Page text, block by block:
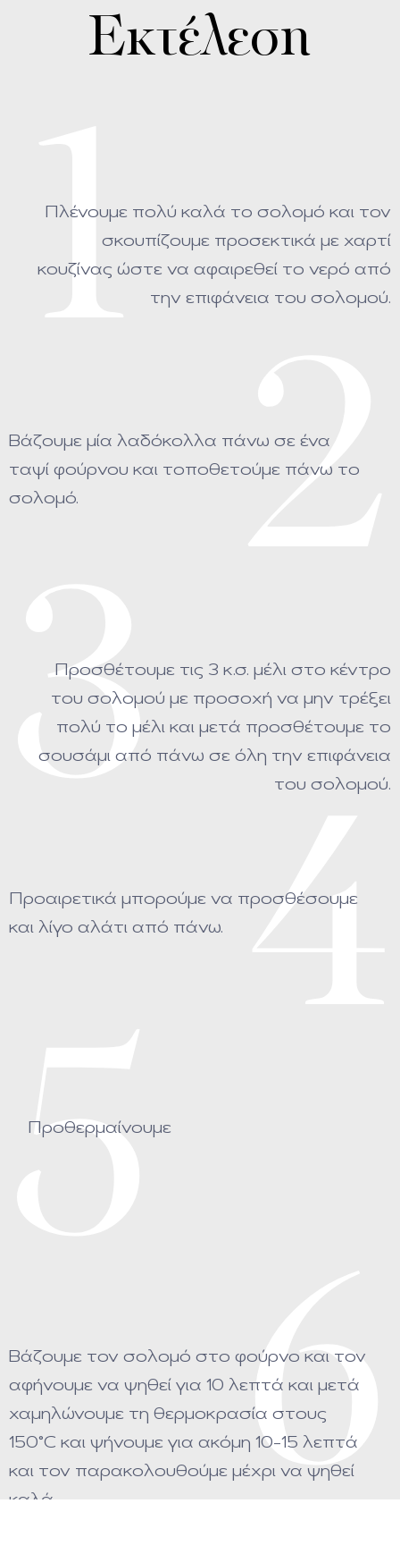
Εκτέλεση
1
Πλένουμε πολύ καλά το σολομό και τον
σκουπίζουμε προσεκτικά με χαρτί
κουζίνας ώστε να αφαιρεθεί το νερό από
την επιφάνεια του σολομού.
2
Βάζουμε μία λαδόκολλα πάνω σε ένα
ταψί φούρνου και τοποθετούμε πάνω το
σολομό.
3
Προσθέτουμε τις 3 κ.σ. μέλι στο κέντρο
του σολομού με προσοχή να μην τρέξει
πολύ το μέλι και μετά προσθέτουμε το
σουσάμι από πάνω σε όλη την επιφάνεια
του σολομού.
4
Προαιρετικά μπορούμε να προσθέσουμε
και λίγο αλάτι από πάνω.
5
Προθερμαίνουμε
6
Βάζουμε τον σολομό στο φούρνο και τον
αφήνουμε να ψηθεί για 10 λεπτά και μετά
χαμηλώνουμε τη θερμοκρασία στους
150°C και ψήνουμε για ακόμη 10-15 λεπτά
και τον παρακολουθούμε μέχρι να ψηθεί
καλά.